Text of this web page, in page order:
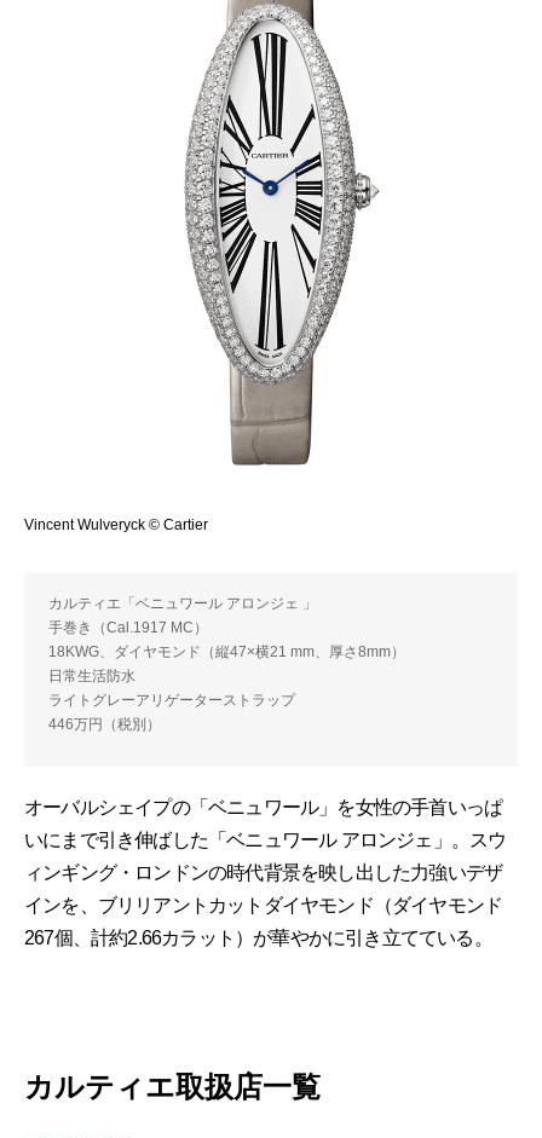
Vincent Wulveryck © Cartier
カルティエ「ベニュワール アロンジェ 」
手巻き（Cal.1917 MC）
18KWG、ダイヤモンド（縦47×横21 mm、厚さ8mm）
日常生活防水
ライトグレーアリゲーターストラップ
446万円（税別）
オーバルシェイプの「ベニュワール」を女性の手首いっぱ
いにまで引き伸ばした「ベニュワール アロンジェ」。スウ
ィンギング・ロンドンの時代背景を映し出した力強いデザ
インを、ブリリアントカットダイヤモンド（ダイヤモンド
267個、計約2.66カラット）が華やかに引き立てている。
カルティエ取扱店一覧